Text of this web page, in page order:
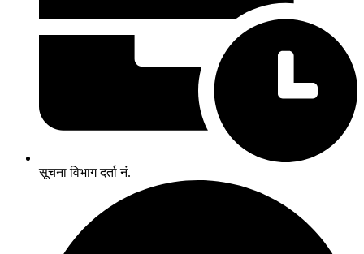
सूचना विभाग दर्ता नं.